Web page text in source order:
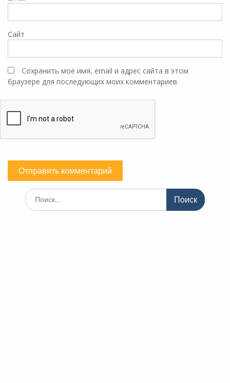
Сайт
Сохранить моё имя, email и адрес сайта в этом
браузере для последующих моих комментариев.
Поиск
по: